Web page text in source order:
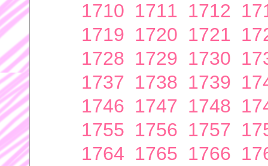
1710 1711 1712
1719 1720 1721
1728 1729 1730
1737 1738 1739
1746 1747 1748
1755 1756 1757
1764 1765 1766